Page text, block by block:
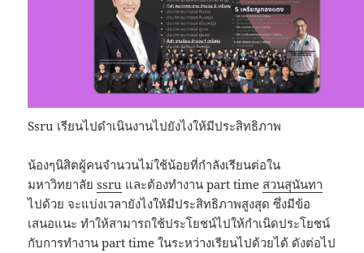
Ssru เรียนไปดำเนินงานไปยังไงให้มีประสิทธิภาพ
น้องๆนิสิตผู้คนจำนวนไม่ใช้น้อยที่กำลังเรียนต่อใน
มหาวิทยาลัยssru และต้องทำงาน part time สวนสุนันทา
ไปด้วย จะแบ่งเวลายังไงให้มีประสิทธิภาพสูงสุด ซึ่งมีข้อ
เสนอแนะ ทำให้สามารถใช้ประโยชน์ไปให้กำเนิดประโยชน์
กับการทำงาน part time ในระหว่างเรียนไปด้วยได้ ดังต่อไป